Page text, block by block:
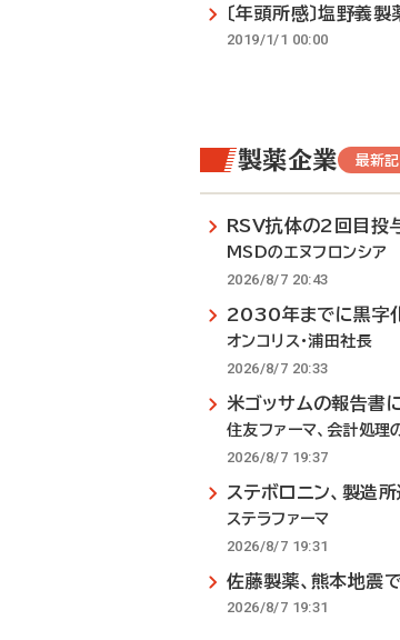
〔年頭所感〕塩野義
2019/1/1 00:00
製薬企業 最新
RSV抗体の2回目投
MSDのエヌフロンシア
2026/8/7 20:43
2030年までに黒字
オンコリス・浦田社長
2026/8/7 20:33
米ゴッサムの報告書
住友ファーマ、会計処理
2026/8/7 19:37
ステボロニン、製造
ステラファーマ
2026/8/7 19:31
佐藤製薬、熊本地震
2026/8/7 19:31